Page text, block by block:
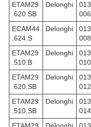
ETAM29
.620.SB
Delonghi
006
ECAM44
.624.S
Delonghi
008
ETAM29
.510.B
Delonghi
010
ETAM29
.620.SB
Delonghi
012
ETAM29
.510.SB
Delonghi
014